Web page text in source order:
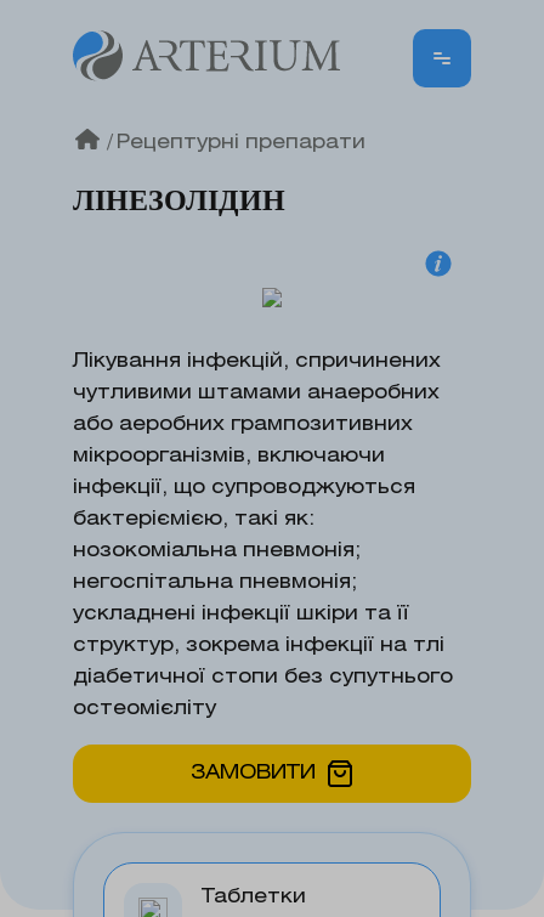
/ Рецептурні препарати
ЛІНЕЗОЛІДИН
Лікування інфекцій, спричинених
чутливими штамами анаеробних
або аеробних грампозитивних
мікроорганізмів, включаючи
інфекції, що супроводжуються
бактеріємією, такі як:
нозокоміальна пневмонія;
негоспітальна пневмонія;
ускладнені інфекції шкіри та її
структур, зокрема інфекції на тлі
діабетичної стопи без супутнього
остеомієліту
ЗАМОВИТИ
Таблетки